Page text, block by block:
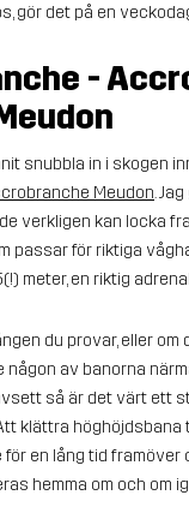
gör det på en
-
snubbla in i skogen
Meudon.
verkligen kan locka
passar för riktiga
meter, en riktig
du provar, eller om
någon av banorna
så är det värt ett
klättra höghöjdsbana
en lång tid framöver
hemma om och om